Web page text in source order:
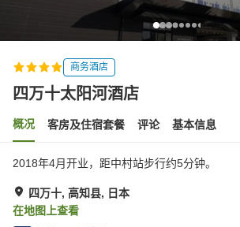
商务酒店
四万十太阳河酒店
概况 客房及住宿套餐 评论 基本信息
2018年4月开业，距中村站步行约5分钟。
四万十, 高知县, 日本
在地图上查看